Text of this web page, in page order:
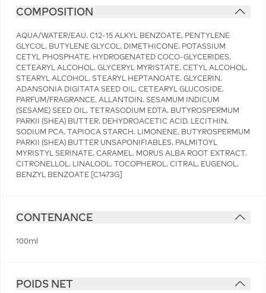
COMPOSITION
AQUA/WATER/EAU. C12-15 ALKYL BENZOATE. PENTYLENE
GLYCOL. BUTYLENE GLYCOL. DIMETHICONE. POTASSIUM
CETYL PHOSPHATE. HYDROGENATED COCO-GLYCERIDES.
CETEARYL ALCOHOL. GLYCERYL MYRISTATE. CETYL ALCOHOL.
STEARYL ALCOHOL. STEARYL HEPTANOATE. GLYCERIN.
ADANSONIA DIGITATA SEED OIL. CETEARYL GLUCOSIDE.
PARFUM/FRAGRANCE. ALLANTOIN. SESAMUM INDICUM
(SESAME) SEED OIL. TETRASODIUM EDTA. BUTYROSPERMUM
PARKII (SHEA) BUTTER. DEHYDROACETIC ACID. LECITHIN.
SODIUM PCA. TAPIOCA STARCH. LIMONENE. BUTYROSPERMUM
PARKII (SHEA) BUTTER UNSAPONIFIABLES. PALMITOYL
MYRISTYL SERINATE. CARAMEL. MORUS ALBA ROOT EXTRACT.
CITRONELLOL. LINALOOL. TOCOPHEROL. CITRAL. EUGENOL.
BENZYL BENZOATE [C1473G]
CONTENANCE
100ml
POIDS NET